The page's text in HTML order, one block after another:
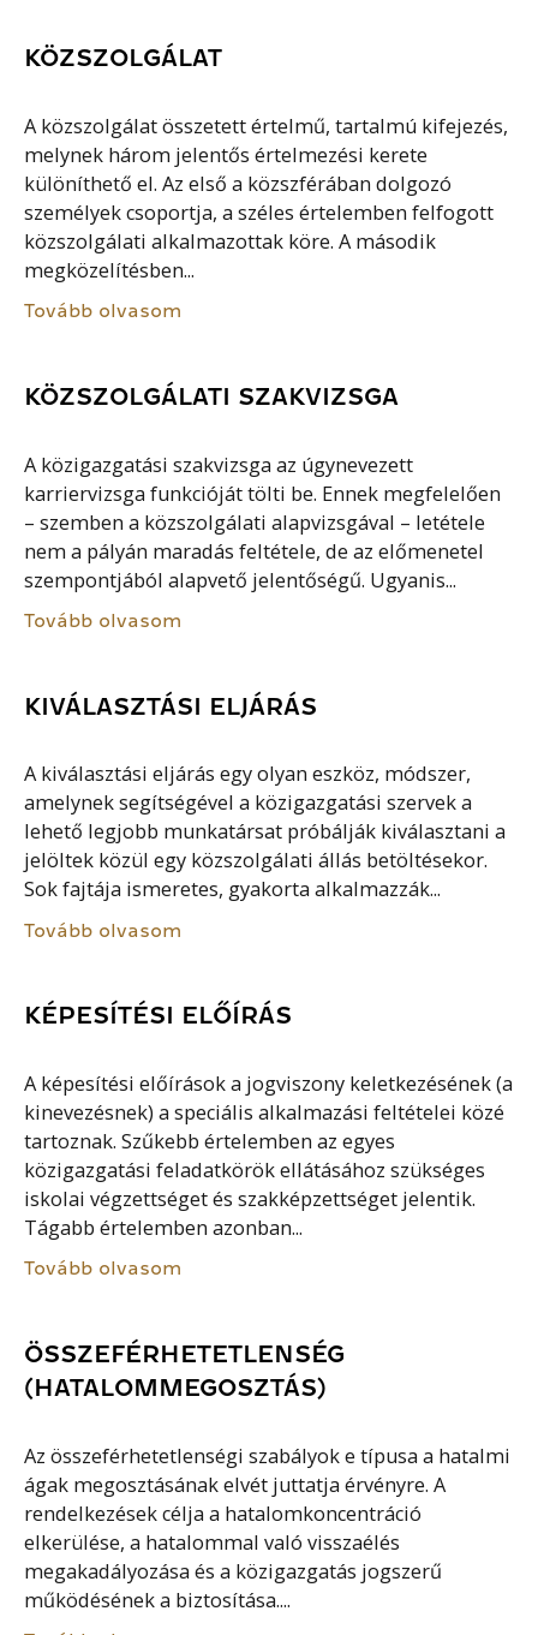
KÖZSZOLGÁLAT
A közszolgálat összetett értelmű, tartalmú kifejezés,
melynek három jelentős értelmezési kerete
különíthető el. Az első a közszférában dolgozó
személyek csoportja, a széles értelemben felfogott
közszolgálati alkalmazottak köre. A második
megközelítésben...
Tovább olvasom
KÖZSZOLGÁLATI SZAKVIZSGA
A közigazgatási szakvizsga az úgynevezett
karriervizsga funkcióját tölti be. Ennek megfelelően
– szemben a közszolgálati alapvizsgával – letétele
nem a pályán maradás feltétele, de az előmenetel
szempontjából alapvető jelentőségű. Ugyanis...
Tovább olvasom
KIVÁLASZTÁSI ELJÁRÁS
A kiválasztási eljárás egy olyan eszköz, módszer,
amelynek segítségével a közigazgatási szervek a
lehető legjobb munkatársat próbálják kiválasztani a
jelöltek közül egy közszolgálati állás betöltésekor.
Sok fajtája ismeretes, gyakorta alkalmazzák...
Tovább olvasom
KÉPESÍTÉSI ELŐÍRÁS
A képesítési előírások a jogviszony keletkezésének (a
kinevezésnek) a speciális alkalmazási feltételei közé
tartoznak. Szűkebb értelemben az egyes
közigazgatási feladatkörök ellátásához szükséges
iskolai végzettséget és szakképzettséget jelentik.
Tágabb értelemben azonban...
Tovább olvasom
ÖSSZEFÉRHETETLENSÉG
(HATALOMMEGOSZTÁS)
Az összeférhetetlenségi szabályok e típusa a hatalmi
ágak megosztásának elvét juttatja érvényre. A
rendelkezések célja a hatalomkoncentráció
elkerülése, a hatalommal való visszaélés
megakadályozása és a közigazgatás jogszerű
működésének a biztosítása....